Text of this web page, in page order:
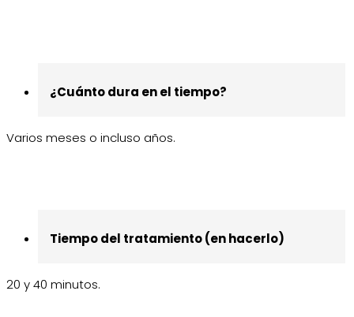
¿Cuánto dura en el tiempo?
Varios meses o incluso años.
Tiempo del tratamiento (en hacerlo)
20 y 40 minutos.